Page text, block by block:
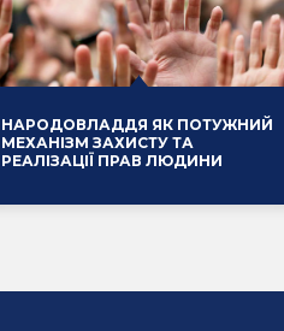
НАРОДОВЛАДДЯ ЯК ПОТУЖНИЙ
МЕХАНІЗМ ЗАХИСТУ ТА
РЕАЛІЗАЦІЇ ПРАВ ЛЮДИНИ